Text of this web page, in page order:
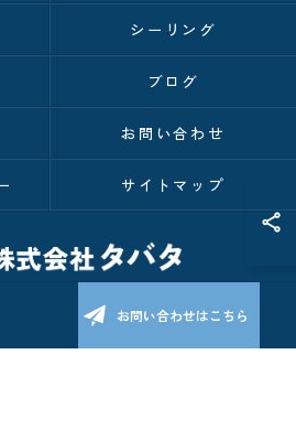
お問い合わせはこちら
シーリング
ブログ
お問い合わせ
サイトマップ
株式会社タバタ ALL RIGHTS RESERVED.